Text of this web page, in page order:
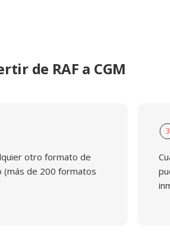
de RAF a CGM
otro formato de
(más de 200 formatos
3